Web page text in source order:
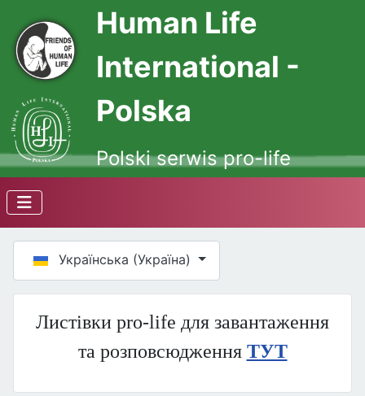
Human Life
International -
Polska
Polski serwis pro-life
Оберіть свою мову
Українська (Україна)
Листівки pro-life для завантаження
та розповсюдження ТУТ